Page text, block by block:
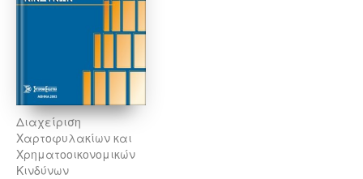
Διαχείριση
Χαρτοφυλακίων και
Χρηματοοικονομικών
Κινδύνων